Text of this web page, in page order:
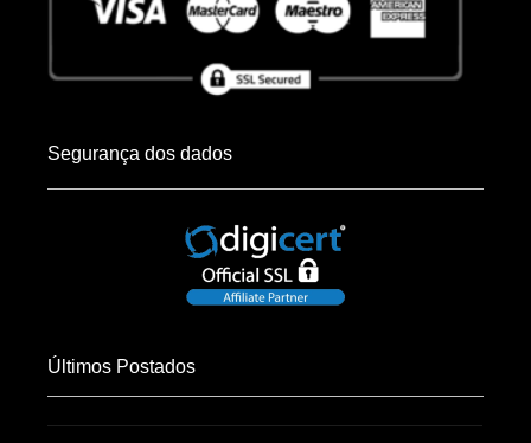
Segurança dos dados
Últimos Postados